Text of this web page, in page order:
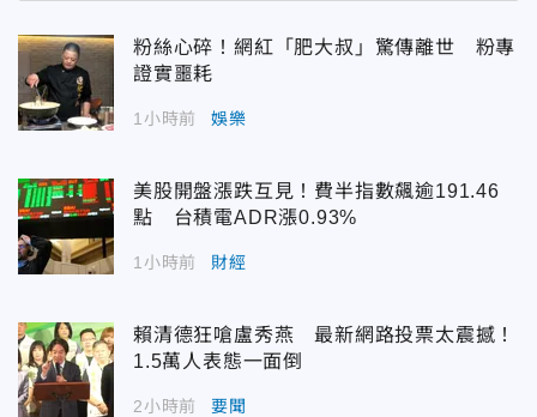
粉絲心碎！網紅「肥大叔」驚傳離世 粉專
證實噩耗
1小時前 娛樂
美股開盤漲跌互見！費半指數飆逾191.46
點 台積電ADR漲0.93%
1小時前 財經
賴清德狂嗆盧秀燕 最新網路投票太震撼！
1.5萬人表態一面倒
2小時前 要聞